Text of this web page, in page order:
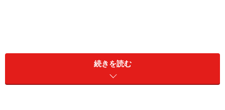
旅用の携帯茶器の基本は、急須の中に茶杯を収納して、
それを巾着袋に収納して持ち歩けるようにしたタイプ。
続きを読む